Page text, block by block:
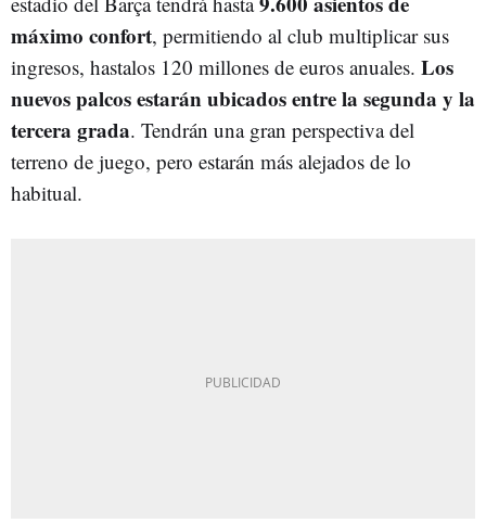
máximo confort, permitiendo al club multiplicar sus
ingresos, hastalos 120 millones de euros anuales. Los
nuevos palcos estarán ubicados entre la segunda y la
tercera grada. Tendrán una gran perspectiva del
terreno de juego, pero estarán más alejados de lo
habitual.